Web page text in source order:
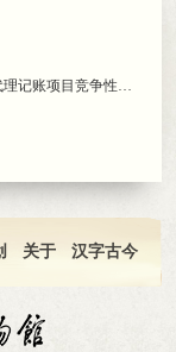
安阳市字苑文化产业开发中心委托第三方代理记账项目竞争性磋商公告
关于 汉字古今